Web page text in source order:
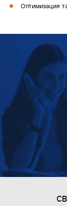
Оптимизация